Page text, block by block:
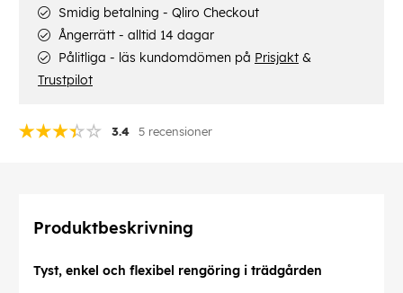
3.4 5 recensioner
Smidig betalning - Qliro Checkout
Ångerrätt - alltid 14 dagar
Pålitliga - läs kundomdömen på Prisjakt &
Trustpilot
Produktbeskrivning
Tyst, enkel och flexibel rengöring i trädgården